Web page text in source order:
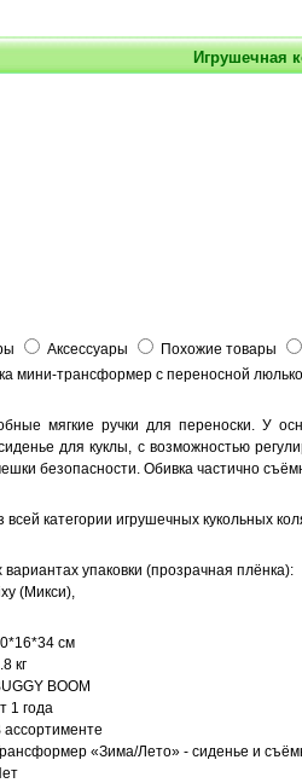
Игрушечная
Аксессуары
Похожие товары
мини-трансформер с переносной
мягкие ручки для переноски. У
для куклы, с возможностью
безопасности. Обивка частично
всей категории игрушечных кукольных
вариантах упаковки (прозрачная плёнка):
(Микси),
см
кг
BOOM
1 года
ассортименте
«Зима/Лето» - сиденье и